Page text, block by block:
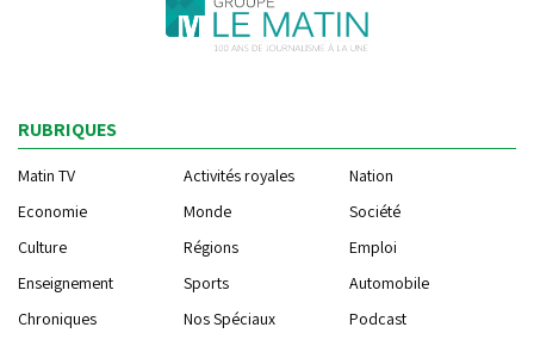
RUBRIQUES
Matin TV Activités royales
Nation
Economie
Monde
Société
Culture
Régions
Emploi
Enseignement
Sports
Automobile
Chroniques
Nos Spéciaux Podcast